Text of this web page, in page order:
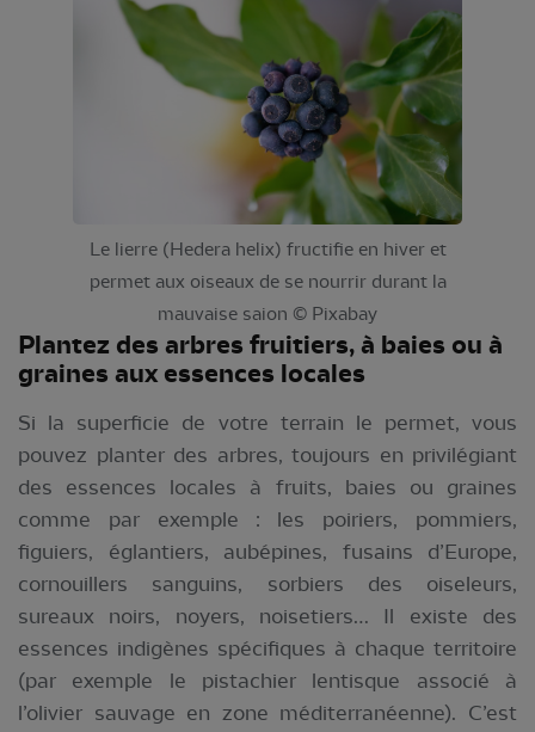
Le lierre (Hedera helix) fructifie en hiver et
permet aux oiseaux de se nourrir durant la
mauvaise saion © Pixabay
Plantez des arbres fruitiers, à baies ou à
graines aux essences locales
Si la superficie de votre terrain le permet, vous
pouvez planter des arbres, toujours en privilégiant
des essences locales à fruits, baies ou graines
comme par exemple : les poiriers, pommiers,
figuiers, églantiers, aubépines, fusains d’Europe,
cornouillers sanguins, sorbiers des oiseleurs,
sureaux noirs, noyers, noisetiers… Il existe des
essences indigènes spécifiques à chaque territoire
(par exemple le pistachier lentisque associé à
l’olivier sauvage en zone méditerranéenne). C’est